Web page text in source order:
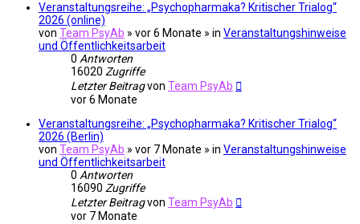
Veranstaltungsreihe: „Psychopharmaka? Kritischer Trialog“
2026 (online)
von Team PsyAb » vor 6 Monate » in Veranstaltungshinweise
und Öffentlichkeitsarbeit
0 Antworten
16020 Zugriffe
Letzter Beitragvon Team PsyAb
vor 6 Monate
Veranstaltungsreihe: „Psychopharmaka? Kritischer Trialog“
2026 (Berlin)
von Team PsyAb » vor 7 Monate » in Veranstaltungshinweise
und Öffentlichkeitsarbeit
0 Antworten
16090 Zugriffe
Letzter Beitragvon Team PsyAb
vor 7 Monate